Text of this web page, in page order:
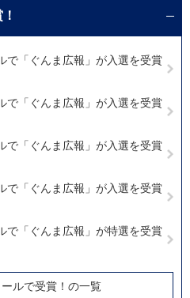
で「ぐんま広報」が入選を受賞
で「ぐんま広報」が入選を受賞
で「ぐんま広報」が入選を受賞
で「ぐんま広報」が入選を受賞
で「ぐんま広報」が特選を受賞
ルで受賞！の一覧